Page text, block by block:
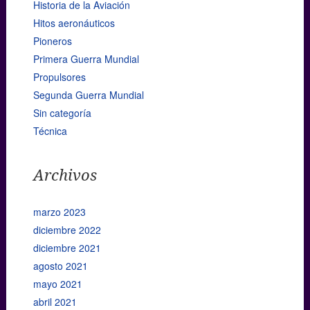
Historia de la Aviación
Hitos aeronáuticos
Pioneros
Primera Guerra Mundial
Propulsores
Segunda Guerra Mundial
Sin categoría
Técnica
Archivos
marzo 2023
diciembre 2022
diciembre 2021
agosto 2021
mayo 2021
abril 2021